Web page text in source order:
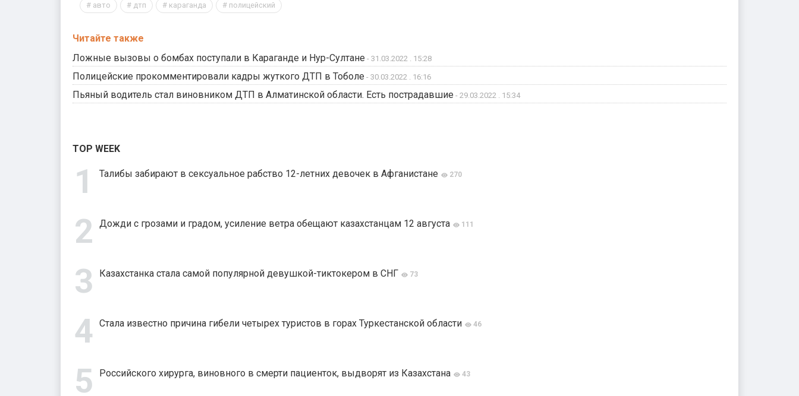
авто дтп караганда полицейский
Читайте также
Ложные вызовы о бомбах поступали в Караганде и Нур-Султане - 31.03.2022 . 15:28
Полицейские прокомментировали кадры жуткого ДТП в Тоболе - 30.03.2022 . 16:16
Пьяный водитель стал виновником ДТП в Алматинской области. Есть пострадавшие - 29.03.2022 . 15:34
TOP WEEK
Талибы забирают в сексуальное рабство 12-летних девочек в Афганистане 270
Дожди с грозами и градом, усиление ветра обещают казахстанцам 12 августа 111
Казахстанка стала самой популярной девушкой-тиктокером в СНГ 73
Стала известно причина гибели четырех туристов в горах Туркестанской области 46
Российского хирурга, виновного в смерти пациенток, выдворят из Казахстана 43